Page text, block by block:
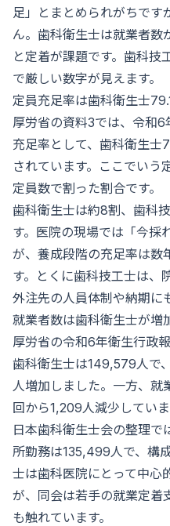
足」とまとめられがちです
ん。歯科衛生士は就業者数
と定着が課題です。歯科技
で厳しい数字が見えます。
定員充足率は歯科衛生士
厚労省の資料3では、令和
充足率として、歯科衛生士
されています。ここでいう
定員数で割った割合です。
歯科衛生士は約8割、歯科
す。医院の現場では「今採
が、養成段階の充足率は数
す。とくに歯科技工士は、
外注先の人員体制や納期に
就業者数は歯科衛生士が増
厚労省の令和6年衛生行政
歯科衛生士は149,579人で
人増加しました。一方、就
回から1,209人減少していま
日本歯科衛生士会の整理で
所勤務は135,499人で、構
士は歯科医院にとって中心
が、同会は若手の就業定着
も触れています。